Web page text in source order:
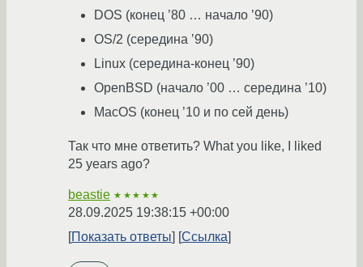
DOS (конец ’80 … начало ’90)
OS/2 (середина ’90)
Linux (середина-конец ’90)
OpenBSD (начало ’00 … середина ’10)
MacOS (конец ’10 и по сей день)
Так что мне ответить? What you like, I liked
25 years ago?
beastie ★★★★★
28.09.2025 19:38:15 +00:00
Показать ответы
Ссылка